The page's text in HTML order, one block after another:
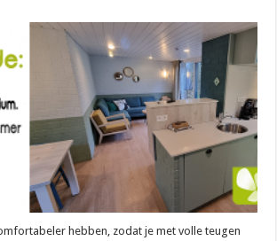
hebben, zodat je met volle teugen